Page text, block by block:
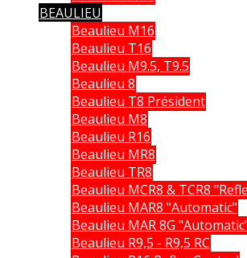
BEAULIEU
Beaulieu M16
Beaulieu T16
Beaulieu M9.5, T9.5
Beaulieu 8
Beaulieu T8 Président
Beaulieu M8
Beaulieu R16
Beaulieu MR8
Beaulieu TR8
Beaulieu MCR8 & TCR8
Beaulieu MAR8 "Automatic"
Beaulieu MAR 8G
Beaulieu R9,5 - R9,5 RC